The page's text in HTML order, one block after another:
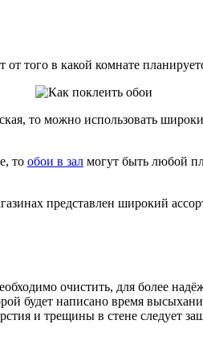
того в какой комнате
то можно использовать
то обои в зал могут быть любой
представлен широкий
очистить, для более
будет написано время
и трещины в стене следует